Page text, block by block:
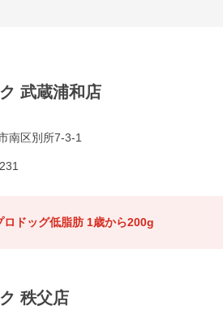
武蔵浦和店
南区別所7-3-1
ロドッグ低脂肪 1歳から200g
秩父店